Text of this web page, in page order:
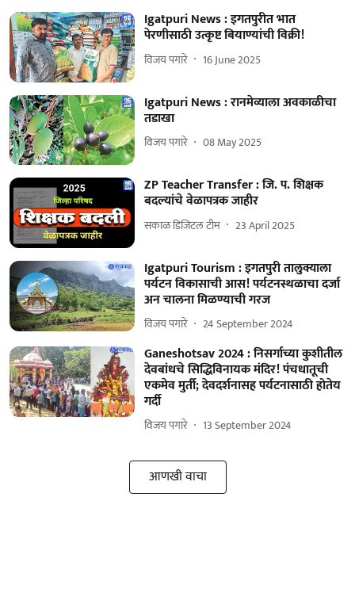
Igatpuri News : इगतपुरीत भात
पेरणीसाठी उत्कृष्ट बियाण्यांची विक्री!
विजय पगारे 16 June 2025
Igatpuri News : रानमेव्याला अवकाळीचा
तडाखा
विजय पगारे 08 May 2025
ZP Teacher Transfer : जि. प. शिक्षक
बदल्यांचे वेळापत्रक जाहीर
सकाळ डिजिटल टीम 23 April 2025
Igatpuri Tourism : इगतपुरी तालुक्याला
पर्यटन विकासाची आस! पर्यटनस्थळाचा दर्जा
अन चालना मिळण्याची गरज
विजय पगारे 24 September 2024
Ganeshotsav 2024 : निसर्गाच्या कुशीतील
देवबांधचे सिद्धिविनायक मंदिर! पंचधातूची
एकमेव मुर्ती; देवदर्शनासह पर्यटनासाठी होतेय
गर्दी
विजय पगारे 13 September 2024
आणखी वाचा